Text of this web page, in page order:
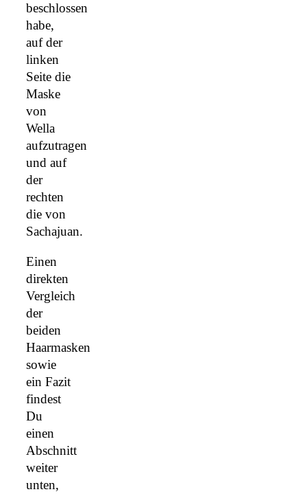
beschlossen
habe,
auf der
linken
Seite die
Maske
von
Wella
aufzutragen
und auf
der
rechten
die von
Sachajuan.
Einen
direkten
Vergleich
der
beiden
Haarmasken
sowie
ein Fazit
findest
Du
einen
Abschnitt
weiter
unten,